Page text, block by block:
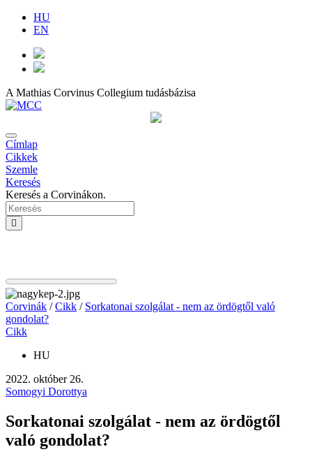
HU
EN
A Mathias Corvinus Collegium tudásbázisa
Címlap
Cikkek
Szemle
Keresés
Keresés a Corvinákon.
Corvinák /Cikk / Sorkatonai szolgálat - nem az ördögtől való
gondolat?
Cikk
HU
2022. október 26.
Somogyi Dorottya
Sorkatonai szolgálat - nem az ördögtől
való gondolat?